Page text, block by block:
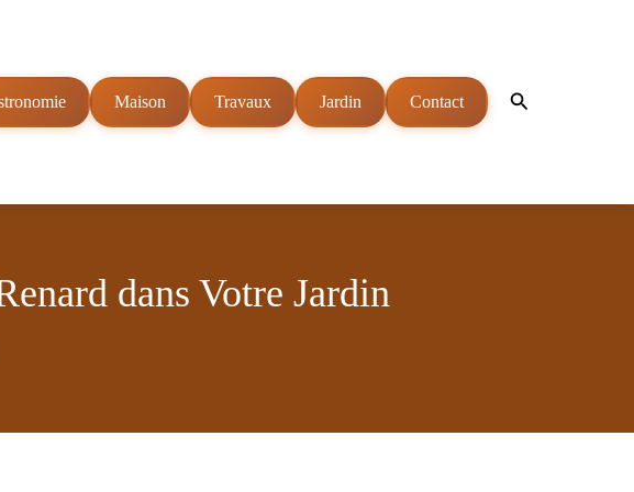
Maison Travaux Jardin Contact Rechercher
dans Votre Jardin